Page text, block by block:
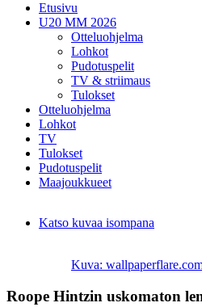
Etusivu
U20 MM 2026
Otteluohjelma
Lohkot
Pudotuspelit
TV & striimaus
Tulokset
Otteluohjelma
Lohkot
TV
Tulokset
Pudotuspelit
Maajoukkueet
Katso kuvaa isompana
Kuva:
Roope Hintzin uskomaton